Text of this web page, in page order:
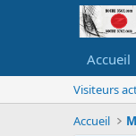
Accueil
Visiteurs
Accueil